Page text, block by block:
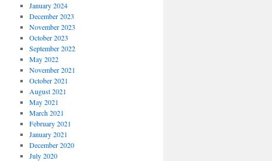
January 2024
December 2023
November 2023
October 2023
September 2022
May 2022
November 2021
October 2021
August 2021
May 2021
March 2021
February 2021
January 2021
December 2020
July 2020